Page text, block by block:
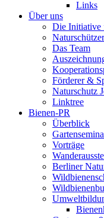
Links
Über uns
Die Initiative
Das Team
Förderer &
Naturschutz
Linktree
Bienen-PR
Überblick
Vorträge
Berliner